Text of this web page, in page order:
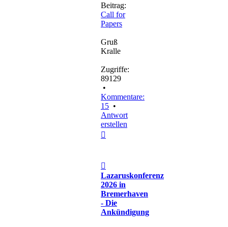
Beitrag:
Call for
Papers
Gruß
Kralle
Zugriffe:
89129
•
Kommentare:
15 •
Antwort
erstellen
Lazaruskonferenz
2026 in
Bremerhaven
- Die
Ankündigung